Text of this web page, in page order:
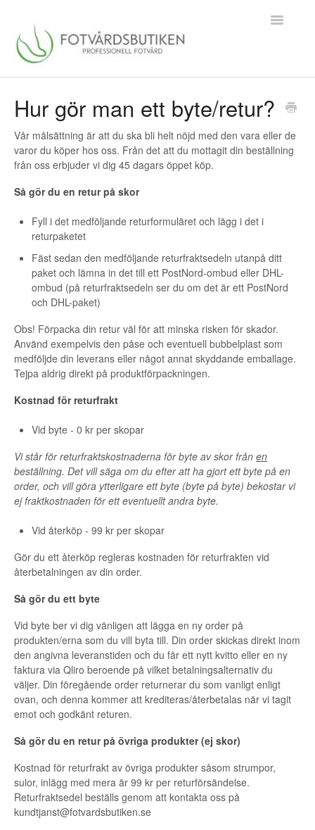
Toggle
Kontakta oss
Hur gör man ett byte/retur?
Vår målsättning är att du ska bli helt nöjd med den vara eller de
varor du köper hos oss. Från det att du mottagit din beställning
från oss erbjuder vi dig 45 dagars öppet köp.
Så gör du en retur på skor
Fyll i det medföljande returformuläret och lägg i det i
returpaketet
Fäst sedan den medföljande returfraktsedeln utanpå ditt
paket och lämna in det till ett PostNord-ombud eller DHL-
ombud (på returfraktsedeln ser du om det är ett PostNord
och DHL-paket)
Obs! Förpacka din retur väl för att minska risken för skador.
Använd exempelvis den påse och eventuell bubbelplast som
medföljde din leverans eller något annat skyddande emballage.
Tejpa aldrig direkt på produktförpackningen.
Kostnad för returfrakt
Vid byte - 0 kr per skopar
Vi står för returfraktskostnaderna för byte av skor från en
beställning. Det vill säga om du efter att ha gjort ett byte på en
order, och vill göra ytterligare ett byte (byte på byte) bekostar vi
ej fraktkostnaden för ett eventuellt andra byte.
Vid återköp - 99 kr per skopar
Gör du ett återköp regleras kostnaden för returfrakten vid
återbetalningen av din order.
Så gör du ett byte
Vid byte ber vi dig vänligen att lägga en ny order på
produkten/erna som du vill byta till. Din order skickas direkt inom
den angivna leveranstiden och du får ett nytt kvitto eller en ny
faktura via Qliro beroende på vilket betalningsalternativ du
väljer. Din föregående order returnerar du som vanligt enligt
ovan, och denna kommer att krediteras/återbetalas när vi tagit
emot och godkänt returen.
Så gör du en retur på övriga produkter (ej skor)
Kostnad för returfrakt av övriga produkter såsom strumpor,
sulor, inlägg med mera är 99 kr per returförsändelse.
Returfraktsedel beställs genom att kontakta oss på
kundtjanst@fotvardsbutiken.se